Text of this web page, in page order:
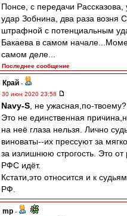
Понсе, с передачи Рассказова,
удар Зобнина, два раза возня
штрафной с потенциальным
Бакаева в самом
самом деле...
Последнее сообщение
Край -
30 июн 2020 23:58
Navy-S , не ужасная,по-твоему?
Это не единственная
на неё глаза нельзя. Лично
виноваты--их прессуют за
за излишнюю строгость. Это от
РФС идёт.
Кстати,это относится и к
РФ.
mp -